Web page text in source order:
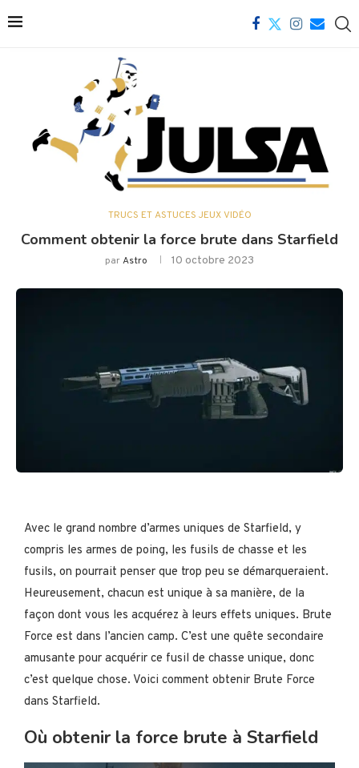
TRUCS ET ASTUCES JEUX VIDÉO
Comment obtenir la force brute dans Starfield
parAstro 10 octobre 2023
Avec le grand nombre d’armes uniques de Starfield, y
compris les armes de poing, les fusils de chasse et les
fusils, on pourrait penser que trop peu se démarqueraient.
Heureusement, chacun est unique à sa manière, de la
façon dont vous les acquérez à leurs effets uniques. Brute
Force est dans l’ancien camp. C’est une quête secondaire
amusante pour acquérir ce fusil de chasse unique, donc
c’est quelque chose. Voici comment obtenir Brute Force
dans Starfield.
Où obtenir la force brute à Starfield